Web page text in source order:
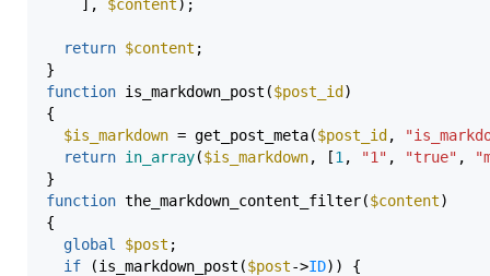
] , $content) ;
return $content ;
}
function is_markdown_post ($post_id )
{
$is_markdown = get_post_meta($post_id ,
return in_array($is_markdown, [1 , "1" , "true" ,
}
function the_markdown_content_filter($content)
{
global
$post ;
if
(is_markdown_post ($post->ID) )
{